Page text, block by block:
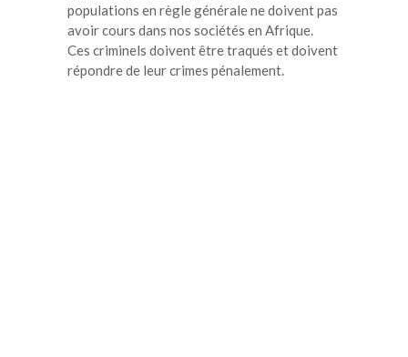
populations en règle générale ne doivent pas
avoir cours dans nos sociétés en Afrique.
Ces criminels doivent être traqués et doivent
répondre de leur crimes pénalement.